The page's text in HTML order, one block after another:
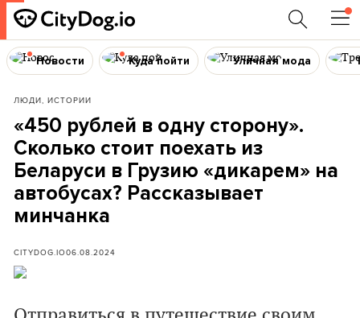
Новости Куда пойти Уличная мода
ЛЮДИ, ИСТОРИИ
«450 рублей в одну сторону».
Сколько стоит поехать из
Беларуси в Грузию «дикарем» на
автобусах? Рассказывает
минчанка
CITYDOG.IO06.08.2024